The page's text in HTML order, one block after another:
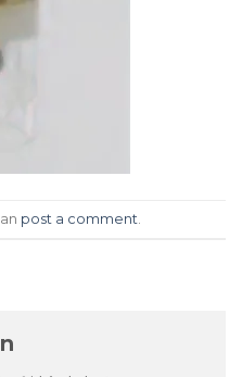
post a comment